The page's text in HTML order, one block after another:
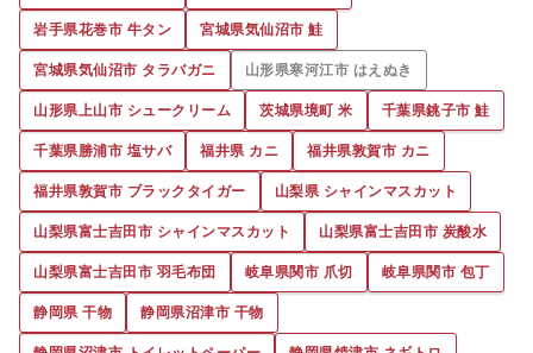
岩手県花巻市 牛タン
宮城県気仙沼市 鮭
宮城県気仙沼市 タラバガニ
山形県寒河江市 はえぬき
山形県上山市 シュークリーム
茨城県境町 米
千葉県銚子市 鮭
千葉県勝浦市 塩サバ
福井県 カニ
福井県敦賀市 カニ
福井県敦賀市 ブラックタイガー
山梨県 シャインマスカット
山梨県富士吉田市 シャインマスカット
山梨県富士吉田市 炭酸水
山梨県富士吉田市 羽毛布団
岐阜県関市 爪切
岐阜県関市 包丁
静岡県 干物
静岡県沼津市 干物